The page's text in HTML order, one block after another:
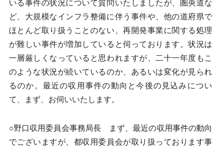
いる事件の状況について質問いたしましたが、圏央道な
ど、大規模なインフラ整備に伴う事件や、他の道府県で
ほとんど取り扱うことのない、再開発事業に関する処理
が難しい事件が増加していると伺っております。状況は
一層厳しくなっていると思われますが、二十一年度もこ
のような状況が続いているのか、あるいは変化が見られ
るのか。最近の収用事件の動向と今後の見込みについ
て、まず、お伺いいたします。
○野口収用委員会事務局長 まず、最近の収用事件の動向
でございますが、都収用委員会が取り扱っております事